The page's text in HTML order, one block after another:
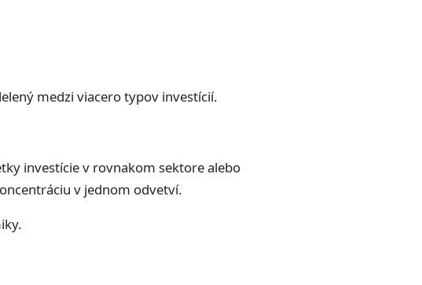
medzi viacero typov investícií.
investície v rovnakom sektore alebo
v jednom odvetví.